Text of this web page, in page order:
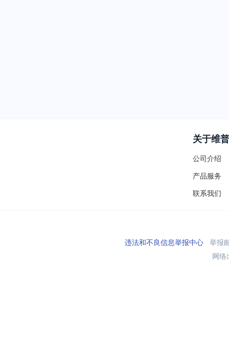
关于维普
公司介绍
产品服务
联系我们
违法和不良信息举报中心举报
网